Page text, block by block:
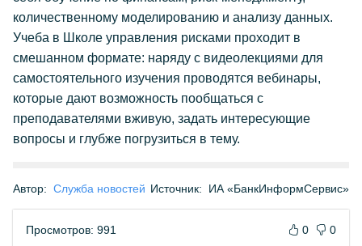
количественному моделированию и анализу данных.
Учеба в Школе управления рисками проходит в
смешанном формате: наряду с видеолекциями для
самостоятельного изучения проводятся вебинары,
которые дают возможность пообщаться с
преподавателями вживую, задать интересующие
вопросы и глубже погрузиться в тему.
Автор: Служба новостей Источник: ИА «БанкИнформСервис»
Просмотров: 991 0 0